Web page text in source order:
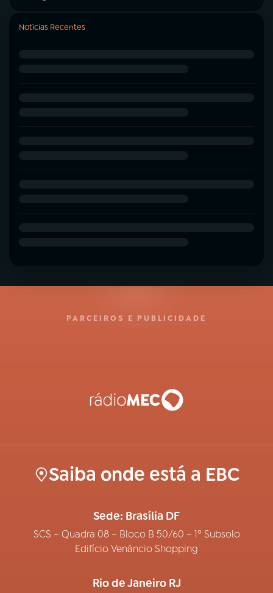
Notícias Recentes
PARCEIROS E PUBLICIDADE
Saiba onde está a EBC
Sede: Brasília DF
SCS – Quadra 08 – Bloco B 50/60 – 1º Subsolo
Edifício Venâncio Shopping
Rio de Janeiro RJ